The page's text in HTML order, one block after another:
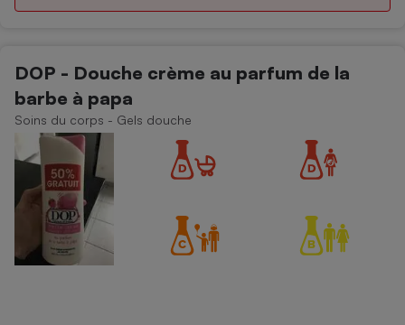
DOP - Douche crème au parfum de la
barbe à papa
Soins du corps - Gels douche